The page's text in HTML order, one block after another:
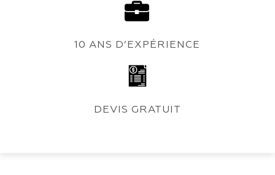
10 ANS D’EXPÉRIENCE
DEVIS GRATUIT